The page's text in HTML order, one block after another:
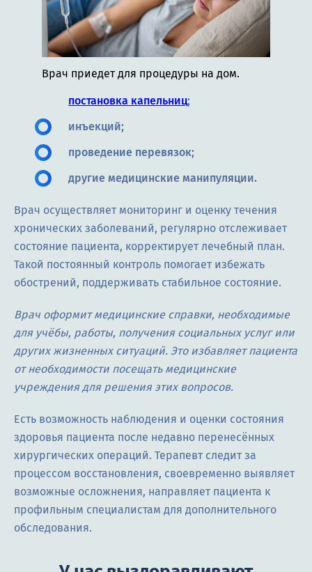
Врач приедет для процедуры на дом.
постановка капельниц;
инъекций;
проведение перевязок;
другие медицинские манипуляции.
Врач осуществляет мониторинг и оценку течения
хронических заболеваний, регулярно отслеживает
состояние пациента, корректирует лечебный план.
Такой постоянный контроль помогает избежать
обострений, поддерживать стабильное состояние.
Врач оформит медицинские справки, необходимые
для учёбы, работы, получения социальных услуг или
других жизненных ситуаций. Это избавляет пациента
от необходимости посещать медицинские
учреждения для решения этих вопросов.
Есть возможность наблюдения и оценки состояния
здоровья пациента после недавно перенесённых
хирургических операций. Терапевт следит за
процессом восстановления, своевременно выявляет
возможные осложнения, направляет пациента к
профильным специалистам для дополнительного
обследования.